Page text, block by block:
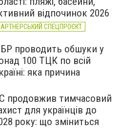
відпочинок 2026
СПЕЦПРОЄКТ
проводить обшуки у
100 ТЦК по всій
яка причина
продовжив тимчасовий
для українців до
року: що зміниться